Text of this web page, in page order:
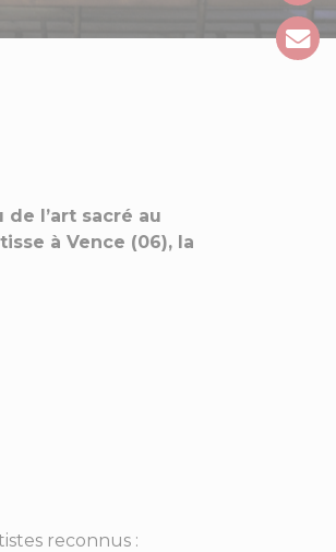
l’art sacré au
à Vence (06), la
reconnus :